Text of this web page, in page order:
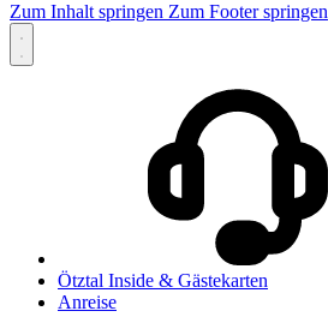
Zum Inhalt springen Zum Footer springen
Ötztal Inside & Gästekarten
Anreise